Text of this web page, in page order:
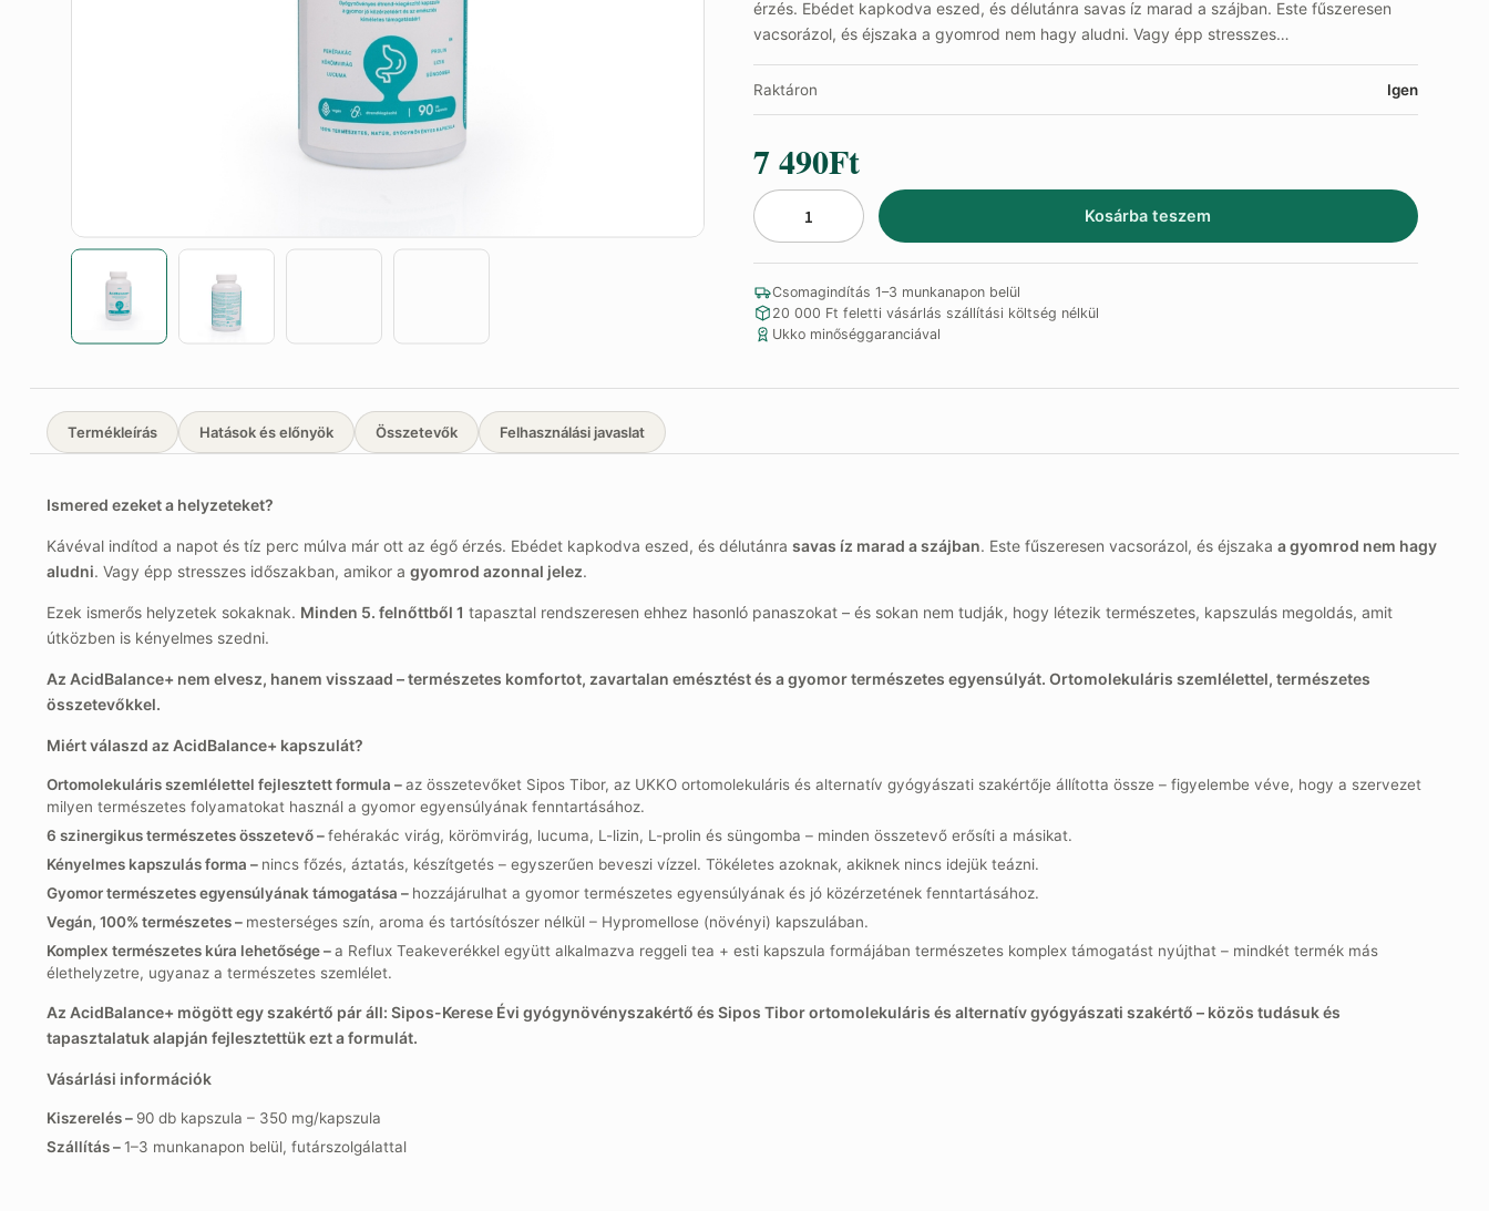
érzés. Ebédet kapkodva eszed, és délutánra savas íz marad a szájban. Este fűszeresen
vacsorázol, és éjszaka a gyomrod nem hagy aludni. Vagy épp stresszes…
Raktáron Igen
7 490Ft
AcidBalance+
Kosárba teszem
Csomagindítás 1–3 munkanapon belül
20 000 Ft feletti vásárlás szállítási költség nélkül
Ukko minőséggaranciával
Termékleírás Hatások és előnyök Összetevők Felhasználási javaslat
Ismered ezeket a helyzeteket?
Kávéval indítod a napot és tíz perc múlva már ott az égő érzés. Ebédet kapkodva eszed, és délutánra savas íz marad a szájban. Este fűszeresen vacsorázol, és éjszaka a gyomrod nem hagy
aludni. Vagy épp stresszes időszakban, amikor a gyomrod azonnal jelez.
Ezek ismerős helyzetek sokaknak. Minden 5. felnőttből 1 tapasztal rendszeresen ehhez hasonló panaszokat – és sokan nem tudják, hogy létezik természetes, kapszulás megoldás, amit
útközben is kényelmes szedni.
Az AcidBalance+ nem elvesz, hanem visszaad – természetes komfortot, zavartalan emésztést és a gyomor természetes egyensúlyát. Ortomolekuláris szemlélettel, természetes
összetevőkkel.
Miért válaszd az AcidBalance+ kapszulát?
Ortomolekuláris szemlélettel fejlesztett formula –az összetevőket Sipos Tibor, az UKKO ortomolekuláris és alternatív gyógyászati szakértője állította össze – figyelembe véve, hogy a szervezet
milyen természetes folyamatokat használ a gyomor egyensúlyának fenntartásához.
6 szinergikus természetes összetevő –fehérakác virág, körömvirág, lucuma, L-lizin, L-prolin és süngomba – minden összetevő erősíti a másikat.
Kényelmes kapszulás forma – nincs főzés, áztatás, készítgetés – egyszerűen beveszi vízzel. Tökéletes azoknak, akiknek nincs idejük teázni.
Gyomor természetes egyensúlyának támogatása – hozzájárulhat a gyomor természetes egyensúlyának és jó közérzetének fenntartásához.
Vegán, 100% természetes – mesterséges szín, aroma és tartósítószer nélkül – Hypromellose (növényi) kapszulában.
Komplex természetes kúra lehetősége –a Reflux Teakeverékkel együtt alkalmazva reggeli tea + esti kapszula formájában természetes komplex támogatást nyújthat – mindkét termék más
élethelyzetre, ugyanaz a természetes szemlélet.
Az AcidBalance+ mögött egy szakértő pár áll: Sipos-Kerese Évi gyógynövényszakértő és Sipos Tibor ortomolekuláris és alternatív gyógyászati szakértő – közös tudásuk és
tapasztalatuk alapján fejlesztettük ezt a formulát.
Vásárlási információk
Kiszerelés – 90 db kapszula – 350 mg/kapszula
Szállítás –1–3 munkanapon belül, futárszolgálattal